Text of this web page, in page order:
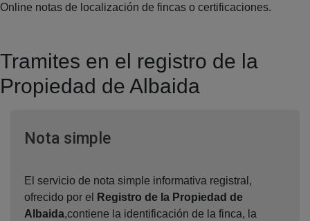
Online notas de localización de fincas o certificaciones.
Tramites en el registro de la
Propiedad de Albaida
Nota simpleVentana nueva
El servicio de nota simple informativa registral,
ofrecido por el
Registro de la Propiedad de
Albaida,contiene la identificación de la finca, la